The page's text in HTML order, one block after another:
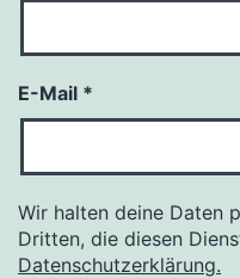
E-Mail *
Wir halten deine Daten
Dritten, die diesen
Datenschutzerklärung.